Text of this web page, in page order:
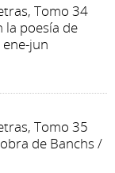
Tomo 34
la poesía de
jun
Tomo 35
de Banchs /